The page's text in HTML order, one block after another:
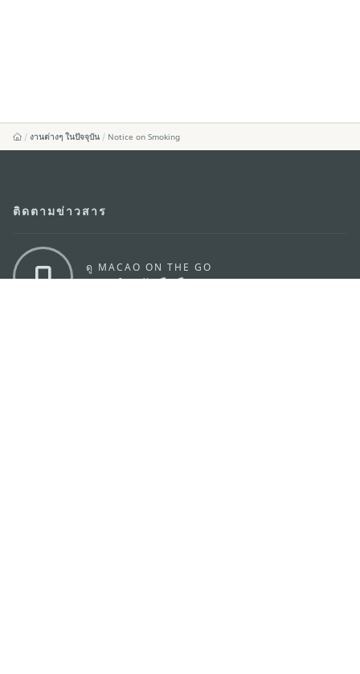
งานต่างๆ ในปัจจุบัน Notice on Smoking
ติดตามข่าวสาร
ดู MACAO ON THE GO
แอพสำหรับมือถือ